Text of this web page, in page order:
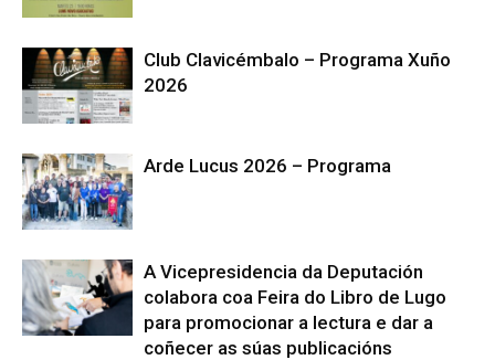
Club Clavicémbalo – Programa Xuño
2026
Arde Lucus 2026 – Programa
A Vicepresidencia da Deputación
colabora coa Feira do Libro de Lugo
para promocionar a lectura e dar a
coñecer as súas publicacións